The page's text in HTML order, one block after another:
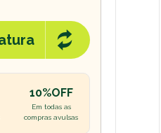
10%OFF
Em todas as
compras avulsas